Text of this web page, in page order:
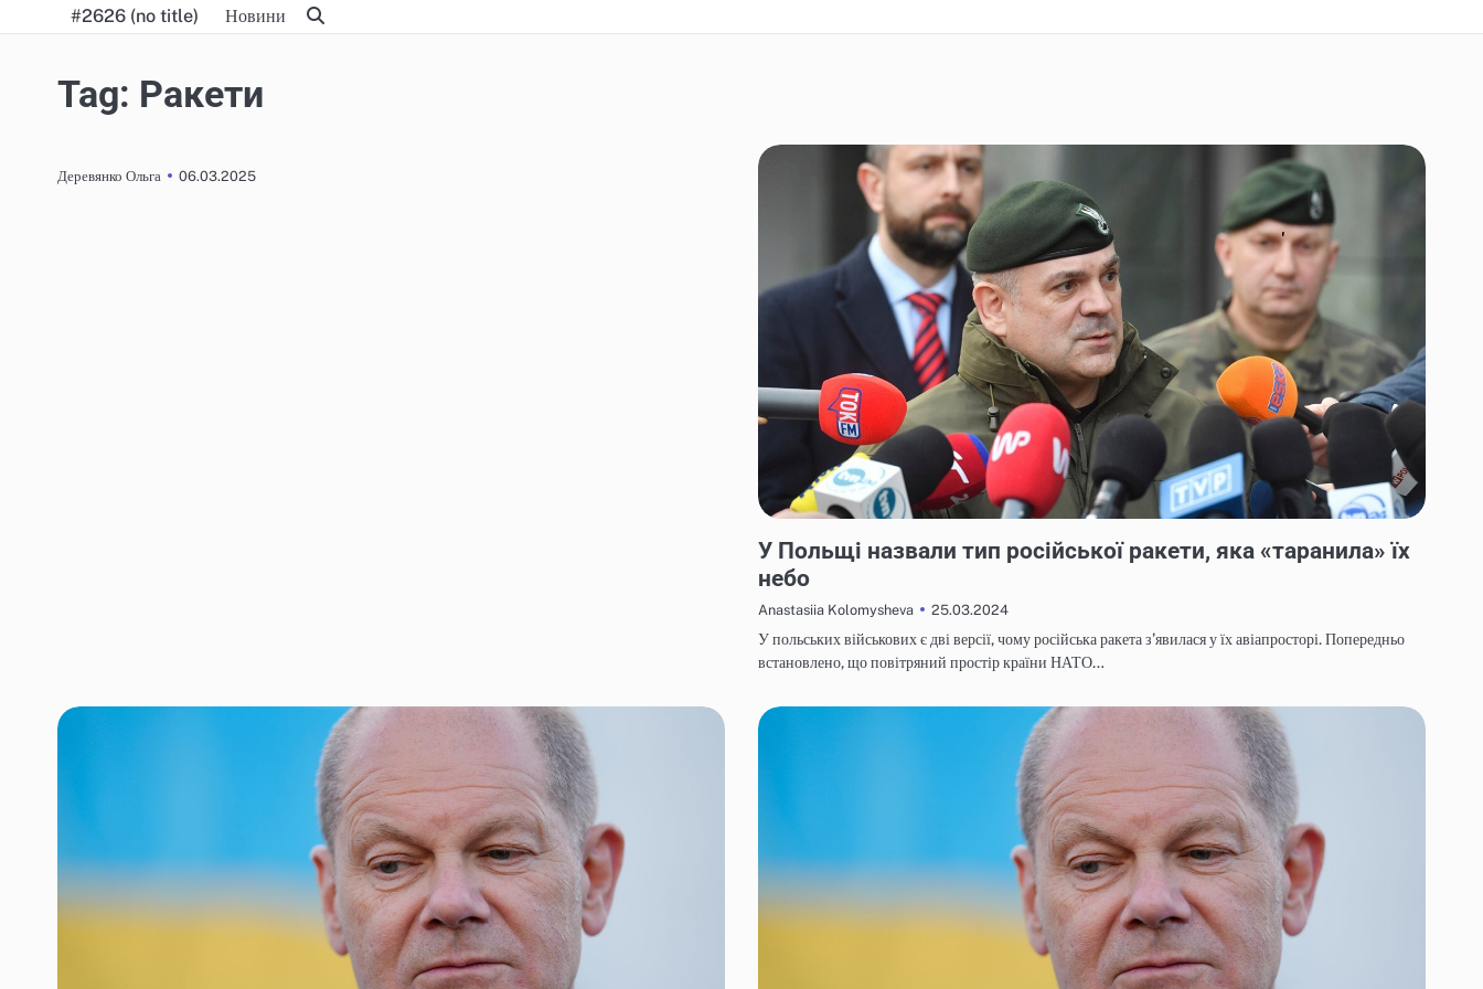
to
#2626 (no title) Новини
Tag: Ракети
Деревянко Ольга 06.03.2025
У Польщі назвали тип російської ракети, яка «таранила» їх
небо
Anastasiia Kolomysheva 25.03.2024
У польських військових є дві версії, чому російська ракета з’явилася у їх авіапросторі. Попередньо
встановлено, що повітряний простір країни НАТО…